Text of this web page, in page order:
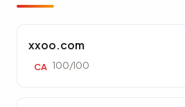
xxoo.com
CA 100/100